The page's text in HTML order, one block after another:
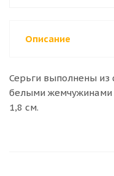
Описание
Серьги выполнены
белыми жемчужинами
1,8 см.